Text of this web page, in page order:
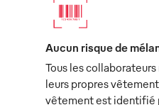
Aucun risque de
Tous les
leurs propres
vêtement est identifié